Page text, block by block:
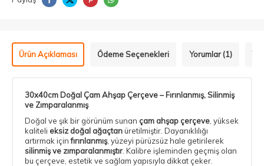
Ürün Açıklaması Ödeme Seçenekleri Yorumlar (1)
30x40cm Doğal Çam Ahşap Çerçeve – Fırınlanmış, Silinmiş
ve Zımparalanmış
Doğal ve şık bir görünüm sunan çam ahşap çerçeve , yüksek
kaliteli eksiz doğal ağaçtanüretilmiştir. Dayanıklılığı
artırmak içinfırınlanmış, yüzeyi pürüzsüz hale getirilerek
silinmiş ve zımparalanmıştır . Kalibre işleminden geçmiş olan
bu çerçeve, estetik ve sağlam yapısıyla dikkat çeker.